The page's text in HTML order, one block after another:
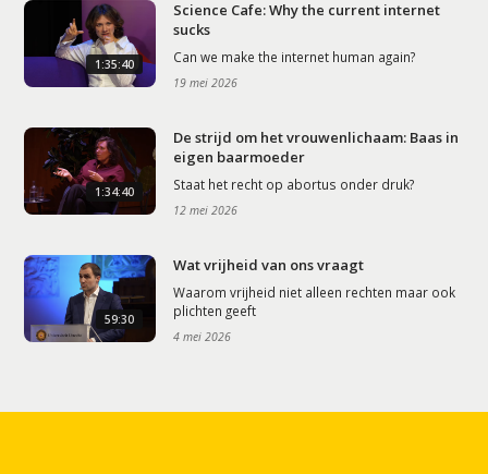
1:35:40
Science Cafe: Why the current internet
sucks
Can we make the internet human again?
19 mei 2026
1:34:40
De strijd om het vrouwenlichaam: Baas in
eigen baarmoeder
Staat het recht op abortus onder druk?
12 mei 2026
59:30
Wat vrijheid van ons vraagt
Waarom vrijheid niet alleen rechten maar ook
plichten geeft
4 mei 2026